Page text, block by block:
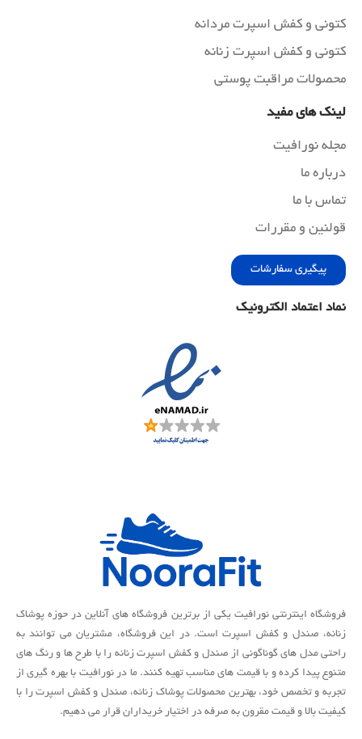
کتونی و کفش اسپرت مردانه
کتونی و کفش اسپرت زنانه
محصولات مراقبت پوستی
لینک های مفید
مجله نورافیت
درباره ما
تماس با ما
قولنین و مقررات
پیگیری سفارشات
نماد اعتماد الکترونیک
فروشگاه اینترنتی نورافیت یکی از برترین فروشگاه های آنلاین در حوزه پوشاک
زنانه، صندل و کفش اسپرت است. در این فروشگاه، مشتریان می توانند به
راحتی مدل های گوناگونی از صندل و کفش اسپرت زنانه را با طرح ها و رنگ های
متنوع پیدا کرده و با قیمت های مناسب تهیه کنند. ما در نورافیت با بهره گیری از
تجربه و تخصص خود، بهترین محصولات پوشاک زنانه، صندل و کفش اسپرت را با
کیفیت بالا و قیمت مقرون به صرفه در اختیار خریداران قرار می دهیم.